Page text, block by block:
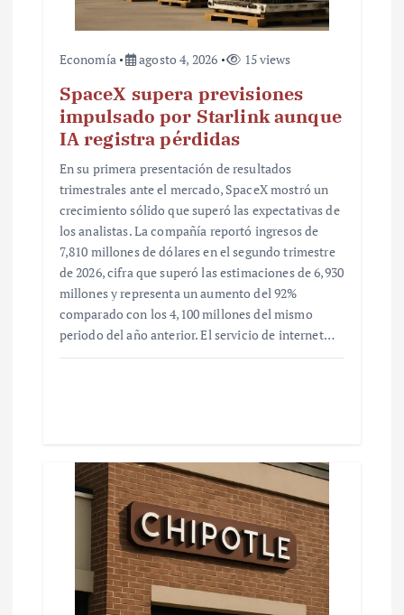
Economía agosto 4, 2026 15 views
SpaceX supera previsiones
impulsado por Starlink aunque
IA registra pérdidas
En su primera presentación de resultados
trimestrales ante el mercado, SpaceX mostró un
crecimiento sólido que superó las expectativas de
los analistas. La compañía reportó ingresos de
7,810 millones de dólares en el segundo trimestre
de 2026, cifra que superó las estimaciones de 6,930
millones y representa un aumento del 92%
comparado con los 4,100 millones del mismo
periodo del año anterior. El servicio de internet…